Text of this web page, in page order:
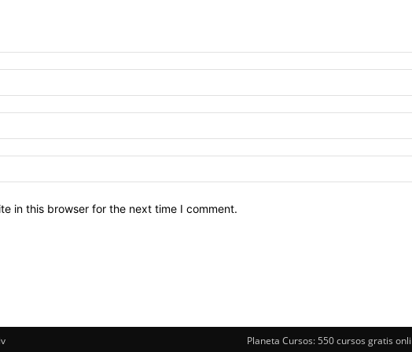
in this browser for the next time I comment.
Planeta Cursos: 550 cursos gratis